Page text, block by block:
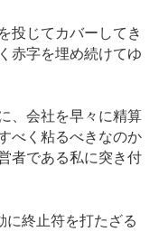
投じてカバーしてき
赤字を埋め続けてゆ
、会社を早々に精算
べく粘るべきなのか
者である私に突き付
終止符を打たざる